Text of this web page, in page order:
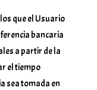
que el Usuario
bancaria
a partir de la
el tiempo
sea tomada en